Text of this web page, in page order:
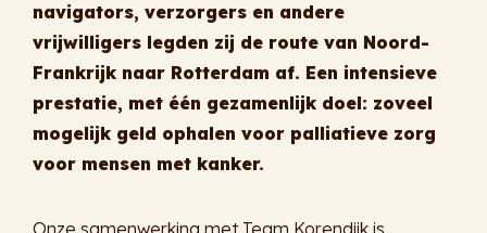
navigators, verzorgers en andere
vrijwilligers legden zij de route van Noord-
Frankrijk naar Rotterdam af. Een intensieve
prestatie, met één gezamenlijk doel: zoveel
mogelijk geld ophalen voor palliatieve zorg
voor mensen met kanker.
Onze samenwerking met Team Korendijk is